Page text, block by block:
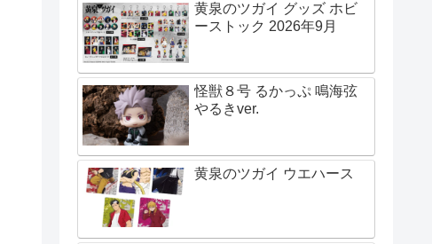
黄泉のツガイ グッズ ホビ
ーストック 2026年9月
怪獣８号 るかっぷ 鳴海弦
やるきver.
黄泉のツガイ ウエハース